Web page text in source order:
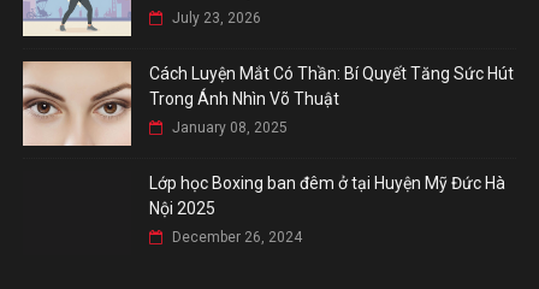
July 23, 2026
Cách Luyện Mắt Có Thần: Bí Quyết Tăng Sức Hút
Trong Ánh Nhìn Võ Thuật
January 08, 2025
Lớp học Boxing ban đêm ở tại Huyện Mỹ Đức Hà
Nội 2025
December 26, 2024